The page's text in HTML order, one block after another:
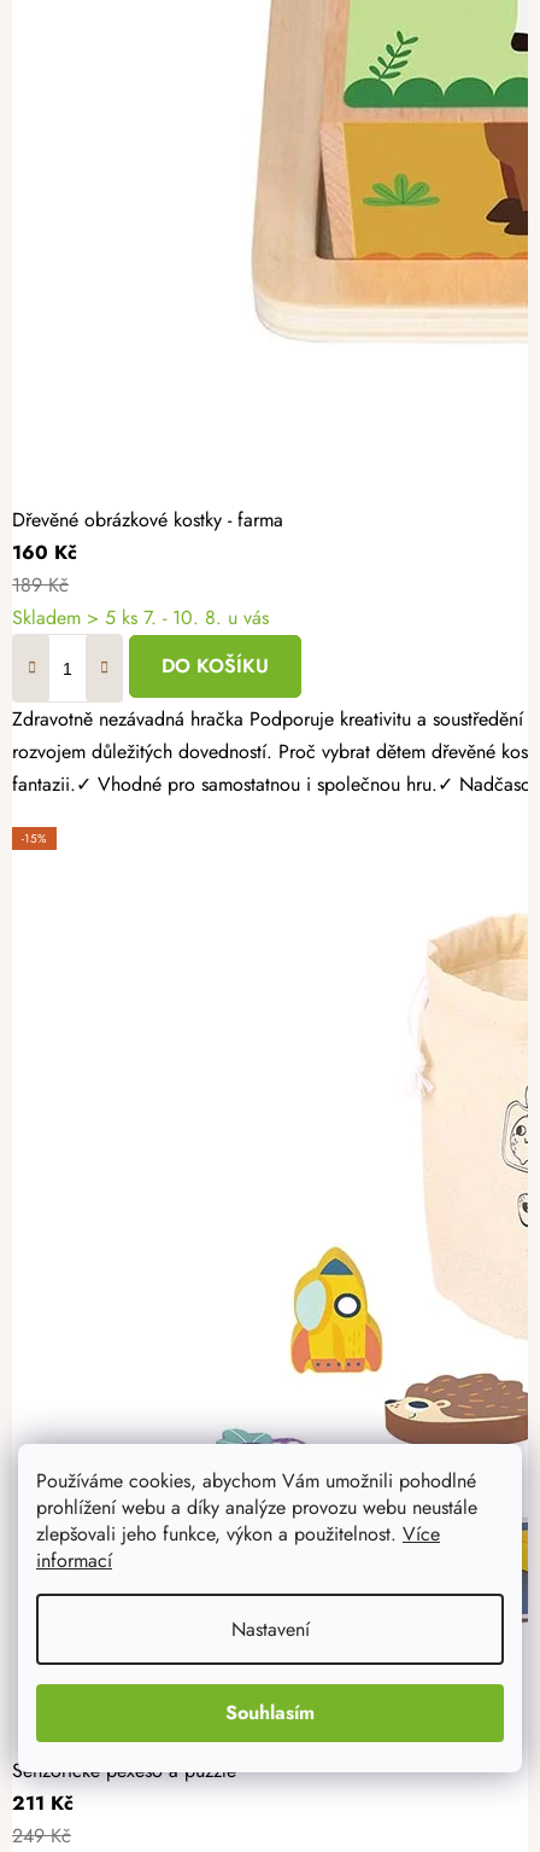
Používáme cookies, abychom Vám umožnili pohodlné
prohlížení webu a díky analýze provozu webu neustále
zlepšovali jeho funkce, výkon a použitelnost. Více
informací
Nastavení
Souhlasím
Dřevěné obrázkové kostky - farma
160 Kč
189 Kč
Skladem > 5 ks 7. - 10. 8. u vás
DO KOŠÍKU
Zdravotně nezávadná hračka Podporuje kreativitu a soustředění Bez ostrých hran a třísek Dřevěné obrázkové kostky s motivem farmy jsou krásná vzdělávací dřevěná hračka pro děti, která spojuje zábavu s
rozvojem důležitých dovedností. Proč vybrat dětem dřevěné kostky? ✓ Rozvíjí logické myšlení, soustředění a trpělivost.✓ Podporují jemnou motoriku a koordinaci.✓ Barevné motivy zvířátek podporují
fantazii.✓ Vhodné pro samostatnou i společnou hru.✓
-15%
Senzorické pexeso a puzzle
211 Kč
249 Kč